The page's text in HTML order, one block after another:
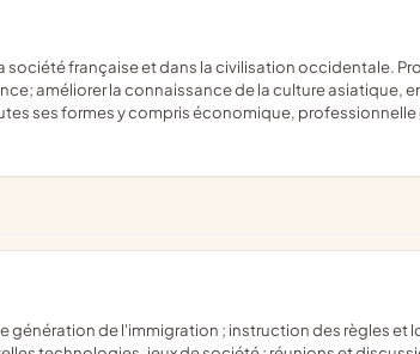
améliorer la connaissance de la culture asiatique,
ses formes y compris économique,